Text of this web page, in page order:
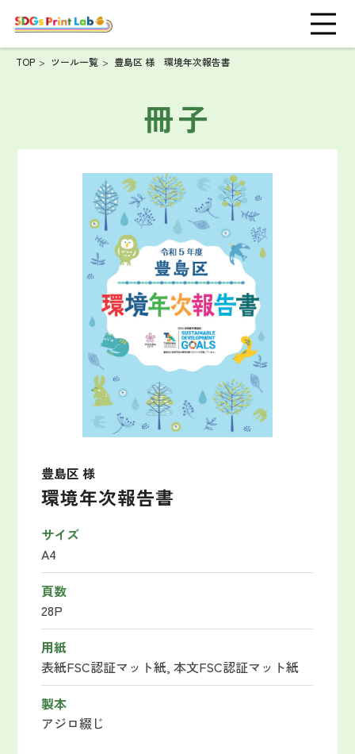
TOP ツール一覧 豊島区 様 環境年次報告書
冊子
豊島区 様
環境年次報告書
サイズ
A4
頁数
28P
用紙
表紙FSC認証マット紙, 本文FSC認証マット紙
製本
アジロ綴じ